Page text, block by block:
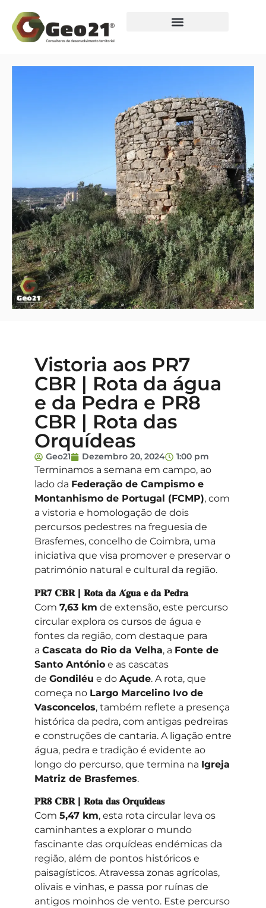
Vistoria aos PR7
CBR | Rota da água
e da Pedra e PR8
CBR | Rota das
Orquídeas
Geo21 Dezembro 20, 2024 1:00 pm
Terminamos a semana em campo, ao
lado da Federação de Campismo e
Montanhismo de Portugal (FCMP), com
a vistoria e homologação de dois
percursos pedestres na freguesia de
Brasfemes, concelho de Coimbra, uma
iniciativa que visa promover e preservar o
património natural e cultural da região.
𝐏𝐑𝟕 𝐂𝐁𝐑 | 𝐑𝐨𝐭𝐚 𝐝𝐚 𝐀́𝐠𝐮𝐚 𝐞 𝐝𝐚 𝐏𝐞𝐝𝐫𝐚
Com 7,63 km de extensão, este percurso
circular explora os cursos de água e
fontes da região, com destaque para
a Cascata do Rio da Velha, a Fonte de
Santo António e as cascatas
de Gondiléu e do Açude. A rota, que
começa no Largo Marcelino Ivo de
Vasconcelos, também reflete a presença
histórica da pedra, com antigas pedreiras
e construções de cantaria. A ligação entre
água, pedra e tradição é evidente ao
longo do percurso, que termina na Igreja
Matriz de Brasfemes.
𝐏𝐑𝟖 𝐂𝐁𝐑 | 𝐑𝐨𝐭𝐚 𝐝𝐚𝐬 𝐎𝐫𝐪𝐮𝐢́𝐝𝐞𝐚𝐬
Com 5,47 km, esta rota circular leva os
caminhantes a explorar o mundo
fascinante das orquídeas endémicas da
região, além de pontos históricos e
paisagísticos. Atravessa zonas agrícolas,
olivais e vinhas, e passa por ruínas de
antigos moinhos de vento. Este percurso